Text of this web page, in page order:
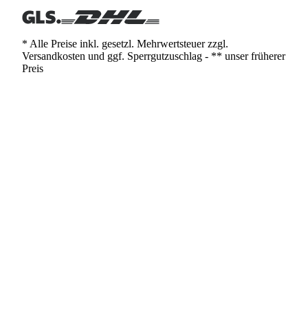
* Alle Preise inkl. gesetzl. Mehrwertsteuer zzgl.
Versandkosten und ggf. Sperrgutzuschlag - ** unser früherer
Preis